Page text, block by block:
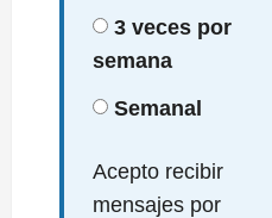
3 veces por
semana
Semanal
Acepto recibir
mensajes por